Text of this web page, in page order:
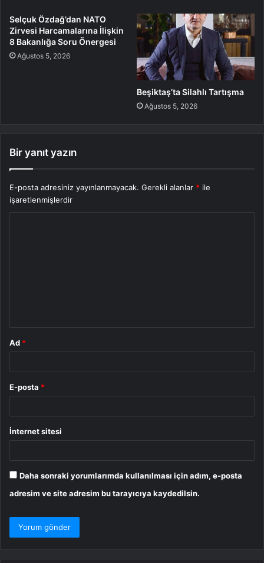
Selçuk Özdağ’dan NATO
Zirvesi Harcamalarına İlişkin
8 Bakanlığa Soru Önergesi
Ağustos 5, 2026
Beşiktaş’ta Silahlı Tartışma
Ağustos 5, 2026
Bir yanıt yazın
E-posta adresiniz yayınlanmayacak. Gerekli alanlar * ile
işaretlenmişlerdir
Ad *
E-posta *
İnternet sitesi
Daha sonraki yorumlarımda kullanılması için adım, e-posta
adresim ve site adresim bu tarayıcıya kaydedilsin.